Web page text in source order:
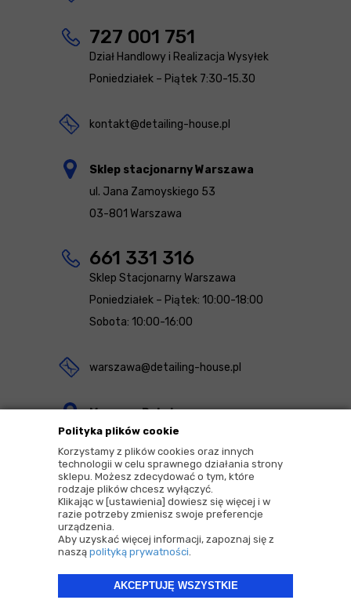
Polityka plików cookie
Korzystamy z plików cookies oraz innych
technologii w celu sprawnego działania strony
sklepu. Możesz zdecydować o tym, które
rodzaje plików chcesz wyłączyć.
Klikając w [ustawienia] dowiesz się więcej i w
razie potrzeby zmienisz swoje preferencje
urządzenia.
Aby uzyskać więcej informacji, zapoznaj się z
naszą polityką prywatności.
AKCEPTUJĘ WSZYSTKIE
727 001 751
Dział Handlowy i Realizacja Wysyłek
Poniedziałek – Piątek 7:30-15.30
kontakt@detailing-house.pl
Sklep stacjonarny Warszawa
ul. Jana Zamoyskiego 53
03-801 Warszawa
661 331 316
Sklep Stacjonarny Warszawa
Poniedziałek – Piątek: 10:00-18:00
Sobota: 10:00-16:00
warszawa@detailing-house.pl
Magazyn Rekcin
Nomos Sp. z o.o. sp.k.
ul. Agrestowa 1
83-010 Rekcin
2026 © Copyrights by |Detailing House